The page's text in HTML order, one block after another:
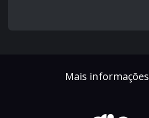
Mais informações